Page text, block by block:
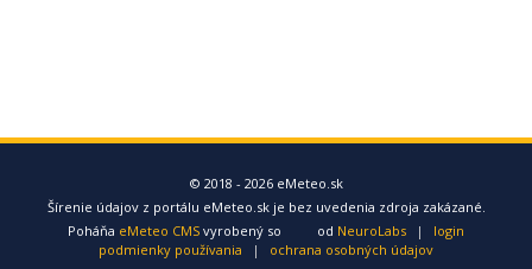
© 2018 - 2026 eMeteo.sk
Šírenie údajov z portálu eMeteo.sk je bez uvedenia zdroja zakázané.
Poháňa eMeteo CMS vyrobený so od NeuroLabs |
login
podmienky používania
| ochrana osobných údajov